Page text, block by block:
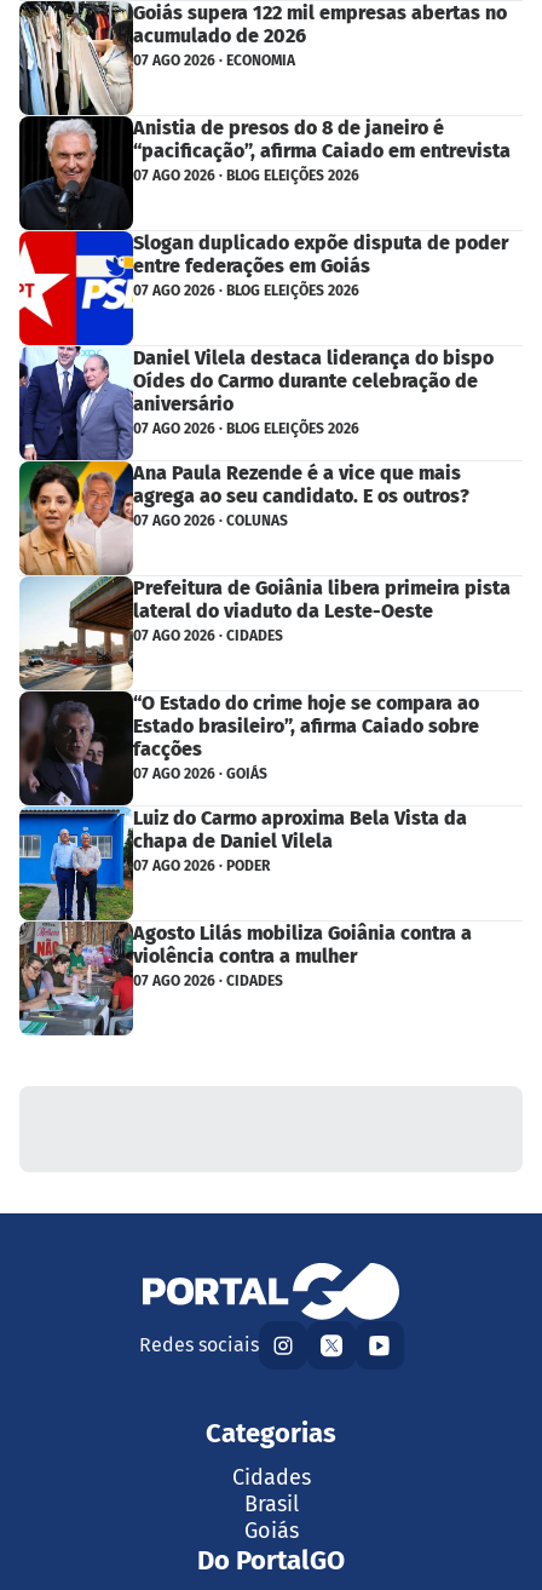
Goiás supera 122 mil empresas abertas no
acumulado de 2026
07 AGO 2026 · ECONOMIA
Anistia de presos do 8 de janeiro é
“pacificação”, afirma Caiado em entrevista
07 AGO 2026 · BLOG ELEIÇÕES 2026
Slogan duplicado expõe disputa de poder
entre federações em Goiás
07 AGO 2026 · BLOG ELEIÇÕES 2026
Daniel Vilela destaca liderança do bispo
Oídes do Carmo durante celebração de
aniversário
07 AGO 2026 · BLOG ELEIÇÕES 2026
Ana Paula Rezende é a vice que mais
agrega ao seu candidato. E os outros?
07 AGO 2026 · COLUNAS
Prefeitura de Goiânia libera primeira pista
lateral do viaduto da Leste-Oeste
07 AGO 2026 · CIDADES
“O Estado do crime hoje se compara ao
Estado brasileiro”, afirma Caiado sobre
facções
07 AGO 2026 · GOIÁS
Luiz do Carmo aproxima Bela Vista da
chapa de Daniel Vilela
07 AGO 2026 · PODER
Agosto Lilás mobiliza Goiânia contra a
violência contra a mulher
07 AGO 2026 · CIDADES
Redes sociais
Categorias
Cidades
Brasil
Goiás
Do PortalGO